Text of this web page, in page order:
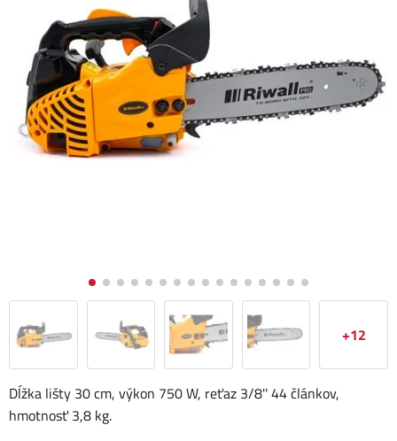
+12
Dĺžka lišty 30 cm, výkon 750 W, reťaz 3/8'' 44 článkov,
hmotnosť 3,8 kg.